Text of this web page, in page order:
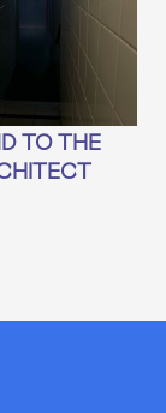
TO THE